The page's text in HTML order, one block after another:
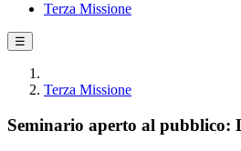
Terza Missione
☰
Terza Missione
Seminario aperto al pubblico: